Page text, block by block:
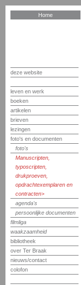
Home
deze website
leven en werk
boeken
artikelen
brieven
lezingen
foto's en documenten
foto's
Manuscripten,
typoscripten,
drukproeven,
opdrachtexemplaren en
contracten
agenda's
persoonlijke documenten
filmliga
waakzaamheid
bibliotheek
over Ter Braak
nieuws/contact
colofon